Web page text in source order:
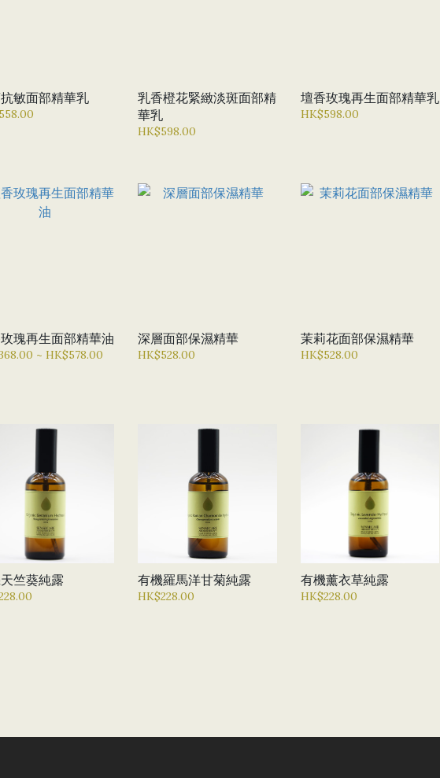
敏面部精華乳
乳香橙花緊緻淡斑面部精
華乳
HK$598.00
壇香玫瑰再生面部精華乳
HK$598.00
瑰再生面部精華油
~ HK$578.00
深層面部保濕精華
HK$528.00
茉莉花面部保濕精華
HK$528.00
竺葵純露 有機羅馬洋甘菊純露
HK$228.00
有機薰衣草純露
HK$228.00